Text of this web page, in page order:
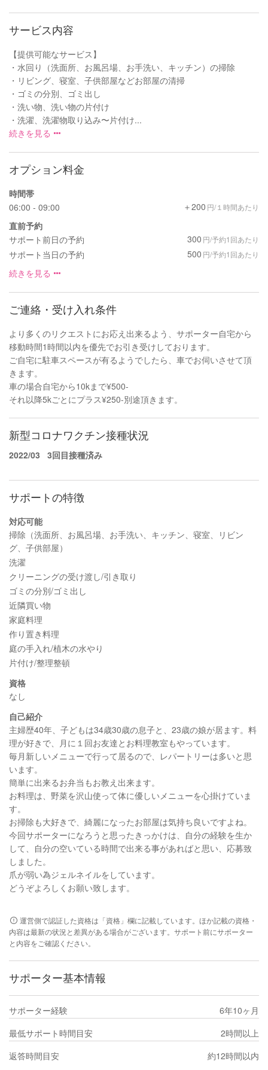
サービス内容
【提供可能なサービス】
・水回り（洗面所、お風呂場、お手洗い、キッチン）の掃除
・リビング、寝室、子供部屋などお部屋の清掃
・ゴミの分別、ゴミ出し
・洗い物、洗い物の片付け
・洗濯、洗濯物取り込み〜片付け...
続きを見る
オプション料金
時間帯
06:00 - 09:00
＋200 円/１時間あたり
直前予約
サポート前日の予約
300 円/予約1回あたり
サポート当日の予約 500 円/予約1回あたり
続きを見る
ご連絡・受け入れ条件
より多くのリクエストにお応え出来るよう、サポーター自宅から
移動時間1時間以内を優先でお引き受けしております。
ご自宅に駐車スペースが有るようでしたら、車でお伺いさせて頂
きます。
車の場合自宅から10kまで¥500-
それ以降5kごとにプラス¥250-別途頂きます。
新型コロナワクチン接種状況
2022/03 3回目接種済み
サポートの特徴
対応可能
掃除（洗面所、お風呂場、お手洗い、キッチン、寝室、リビン
グ、子供部屋）
洗濯
クリーニングの受け渡し/引き取り
ゴミの分別/ゴミ出し
近隣買い物
家庭料理
作り置き料理
庭の手入れ/植木の水やり
片付け/整理整頓
資格
なし
自己紹介
主婦歴40年、子どもは34歳30歳の息子と、23歳の娘が居ます。料
理が好きで、月に１回お友達とお料理教室もやっています。
毎月新しいメニューで行って居るので、レパートリーは多いと思
います。
簡単に出来るお弁当もお教え出来ます。
お料理は、野菜を沢山使って体に優しいメニューを心掛けていま
す。
お掃除も大好きで、綺麗になったお部屋は気持ち良いですよね。
今回サポーターになろうと思ったきっかけは、自分の経験を生か
して、自分の空いている時間で出来る事があればと思い、応募致
しました。
爪が弱い為ジェルネイルをしています。
どうぞよろしくお願い致します。
運営側で認証した資格は「資格」欄に記載しています。ほか記載の資格・
内容は最新の状況と差異がある場合がございます。サポート前にサポーター
と内容をご確認ください。
サポーター基本情報
サポーター経験
6年10ヶ月
最低サポート時間目安
2時間以上
返答時間目安
約12時間以内